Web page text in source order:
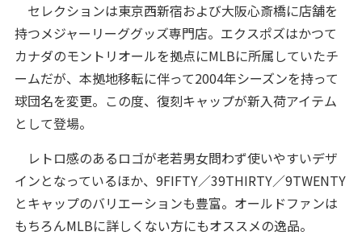
セレクションは東京西新宿および大阪心斎橋に店舗を
持つメジャーリーググッズ専門店。エクスポズはかつて
カナダのモントリオールを拠点にMLBに所属していたチ
ームだが、本拠地移転に伴って2004年シーズンを持って
球団名を変更。この度、復刻キャップが新入荷アイテム
として登場。
レトロ感のあるロゴが老若男女問わず使いやすいデザ
インとなっているほか、9FIFTY／39THIRTY／9TWENTY
とキャップのバリエーションも豊富。オールドファンは
もちろんMLBに詳しくない方にもオススメの逸品。